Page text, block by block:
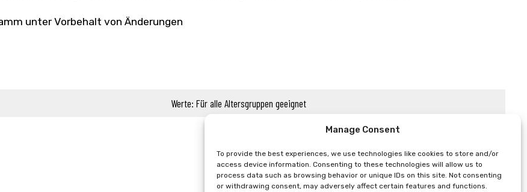
Manage Consent
To provide the best experiences, we use technologies like cookies to store and/or
access device information. Consenting to these technologies will allow us to
process data such as browsing behavior or unique IDs on this site. Not consenting
or withdrawing consent, may adversely affect certain features and functions.
unter Vorbehalt von Änderungen
Werte: Für alle Altersgruppen geeignet